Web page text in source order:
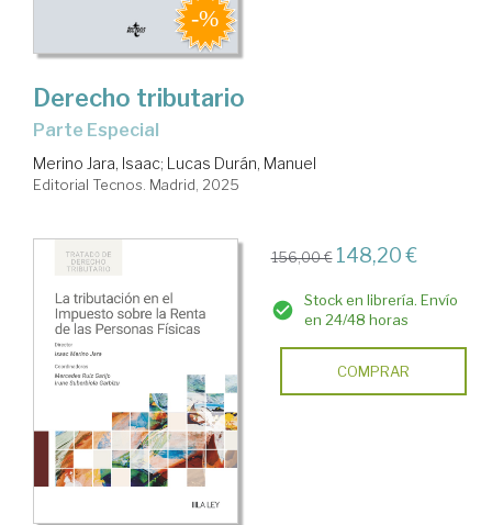
Derecho tributario
Parte Especial
Merino Jara, Isaac; Lucas Durán, Manuel
Editorial Tecnos. Madrid, 2025
156,00 € 148,20 €
Stock en librería. Envío
en 24/48 horas
COMPRAR